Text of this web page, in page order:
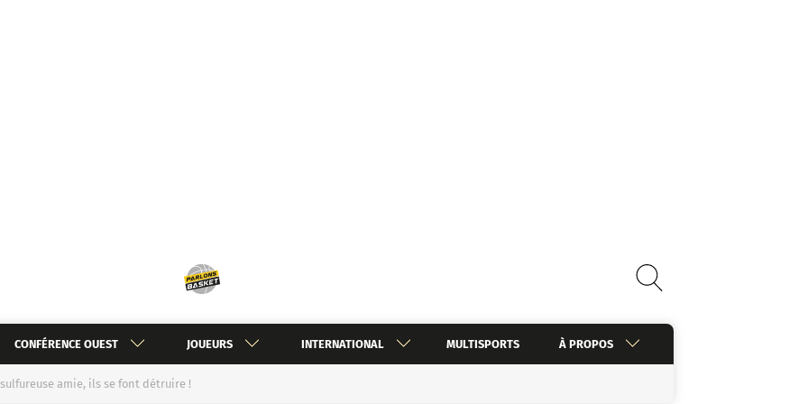
CONFÉRENCE OUEST JOUEURS INTERNATIONAL MULTISPORTS À PROPOS
sulfureuse amie, ils se font détruire !